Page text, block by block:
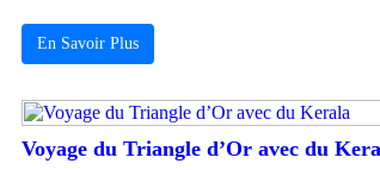
En Savoir Plus
Voyage du Triangle d’Or avec du